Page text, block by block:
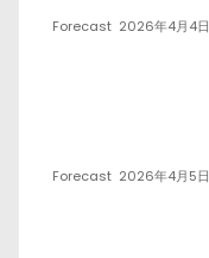
Forecast 2026年4月4日
Forecast 2026年4月5日